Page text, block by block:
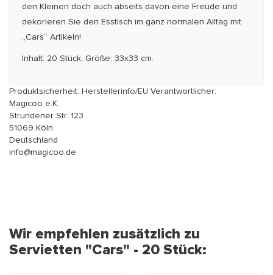
den Kleinen doch auch abseits davon eine Freude und
dekorieren Sie den Esstisch im ganz normalen Alltag mit
„Cars“ Artikeln!
Inhalt: 20 Stück, Größe: 33x33 cm.
Produktsicherheit: Herstellerinfo/EU Verantwortlicher:
Magicoo e.K.
Strundener Str. 123
51069 Köln
Deutschland
info@magicoo.de
Wir empfehlen zusätzlich zu
Servietten "Cars" - 20 Stück: